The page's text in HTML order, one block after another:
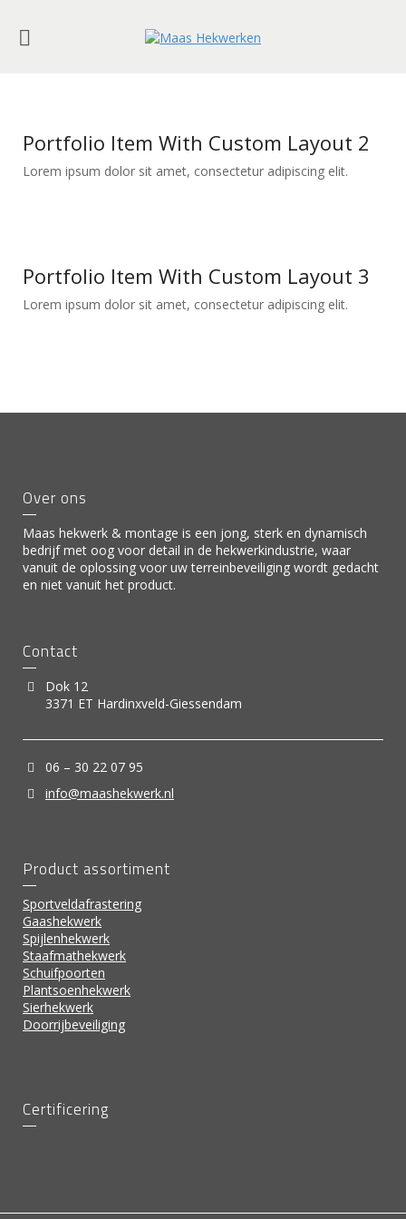
Portfolio Item With Custom Layout 2
Lorem ipsum dolor sit amet, consectetur adipiscing elit.
Portfolio Item With Custom Layout 3
Lorem ipsum dolor sit amet, consectetur adipiscing elit.
Over ons
Maas hekwerk & montage is een jong, sterk en dynamisch
bedrijf met oog voor detail in de hekwerkindustrie, waar
vanuit de oplossing voor uw terreinbeveiliging wordt gedacht
en niet vanuit het product.
Contact
Dok 12
3371 ET Hardinxveld-Giessendam
06 – 30 22 07 95
info@maashekwerk.nl
Product assortiment
Sportveldafrastering
Gaashekwerk
Spijlenhekwerk
Staafmathekwerk
Schuifpoorten
Plantsoenhekwerk
Sierhekwerk
Doorrijbeveiliging
Certificering